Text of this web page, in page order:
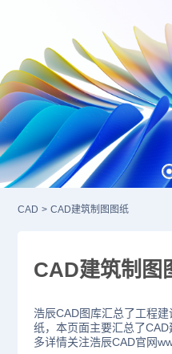
CAD > CAD建筑制图图纸
CAD建筑制图
浩辰CAD图库汇总了工程
纸，本页面主要汇总了
多详情关注浩辰CAD官网